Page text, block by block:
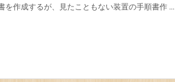
を作成するが、見たこともない装置の手順書作 ...